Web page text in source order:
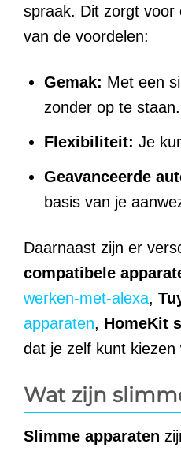
spraak. Dit zorgt voor
van de voordelen:
Gemak: Met een
zonder op te staan.
Flexibiliteit: Je
Geavanceerde
basis van je
Daarnaast zijn er
compatibele
werken-met-alexa,
apparaten, HomeKit
dat je zelf kunt
Wat zijn
Slimme apparaten